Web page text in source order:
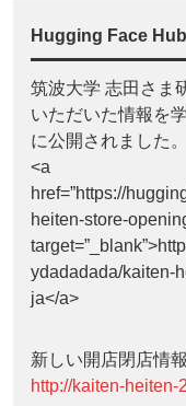
Hugging Face
筑波大学 志田さま
いただいた情報を
に公開されました。
<a
href=”https://
heiten-store-
ydadadada/kaiten-
ja</a>
新しい開店閉店情
http://kaiten-heiten-